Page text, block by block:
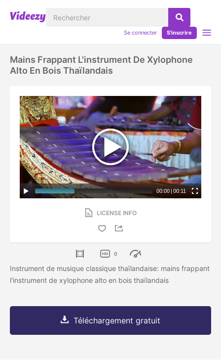
Se connecter S'inscrire
Mains Frappant L'instrument De Xylophone
Alto En Bois Thaïlandais
00:00 | 00:11
LICENSE INFO
0
Instrument de musique classique thaïlandaise: mains frappant
l'instrument de xylophone alto en bois thaïlandais
Téléchargement gratuit